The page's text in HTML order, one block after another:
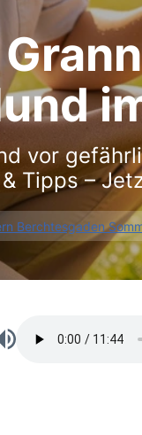
vor
Tipps –
Berchtesgaden